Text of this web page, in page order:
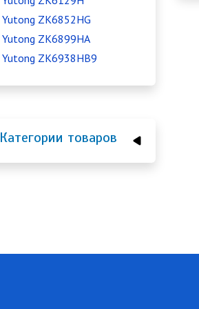
Yutong ZK6852HG
Yutong ZK6899HA
Yutong ZK6938HB9
Категории товаров